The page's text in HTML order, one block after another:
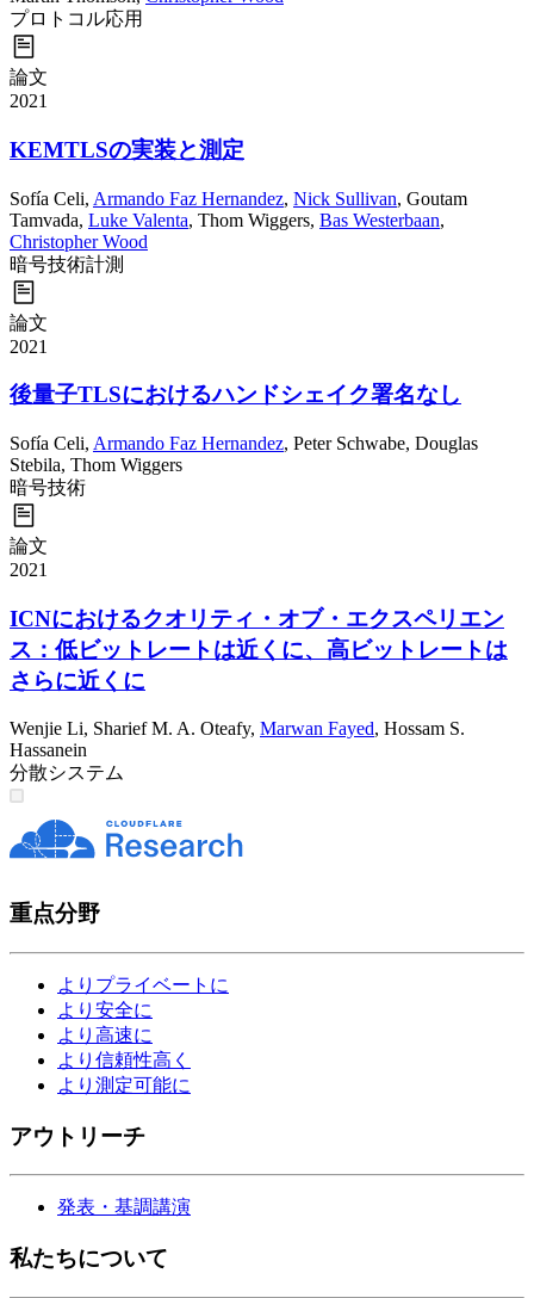
プロトコル応用
論文
2021
KEMTLSの実装と測定
Sofía Celi, Armando Faz Hernandez, Nick Sullivan, Goutam
Tamvada, Luke Valenta, Thom Wiggers, Bas Westerbaan,
Christopher Wood
暗号技術計測
論文
2021
後量子TLSにおけるハンドシェイク署名なし
Sofía Celi, Armando Faz Hernandez, Peter Schwabe, Douglas
Stebila, Thom Wiggers
暗号技術
論文
2021
ICNにおけるクオリティ・オブ・エクスペリエン
ス：低ビットレートは近くに、高ビットレートは
さらに近くに
Wenjie Li, Sharief M. A. Oteafy, Marwan Fayed, Hossam S.
Hassanein
分散システム
重点分野
よりプライベートに
より安全に
より高速に
より信頼性高く
より測定可能に
アウトリーチ
発表・基調講演
私たちについて